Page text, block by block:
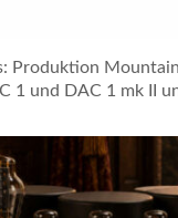
Produktion
1 und DAC 1 mk II